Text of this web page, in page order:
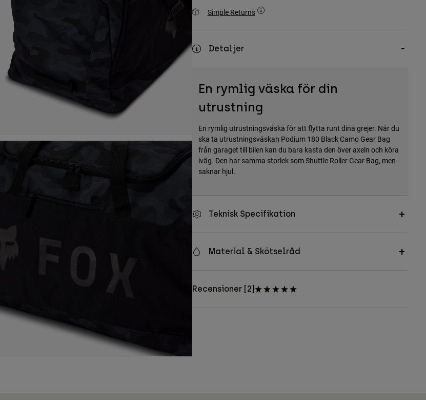
Simple Returns
Detaljer
En rymlig väska för din
utrustning
En rymlig utrustningsväska för att flytta runt dina grejer. När du
ska ta utrustningsväskan Podium 180 Black Camo Gear Bag
från garaget till bilen kan du bara kasta den över axeln och köra
iväg. Den har samma storlek som Shuttle Roller Gear Bag, men
saknar hjul.
Teknisk Specifikation
Material & Skötselråd
Recensioner [2]